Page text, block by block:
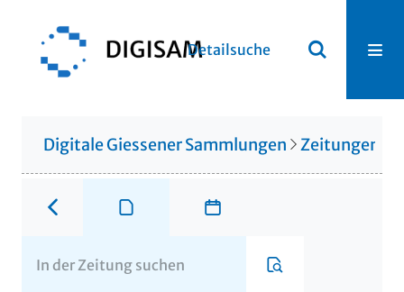
Detailsuche
Digitale Giessener Sammlungen Zeitungen